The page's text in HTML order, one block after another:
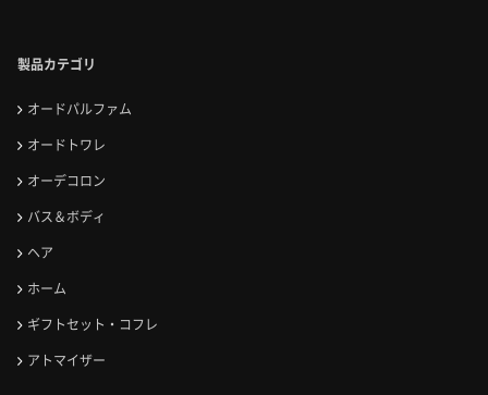
製品カテゴリ
オードパルファム
オードトワレ
オーデコロン
バス＆ボディ
ヘア
ホーム
ギフトセット・コフレ
アトマイザー